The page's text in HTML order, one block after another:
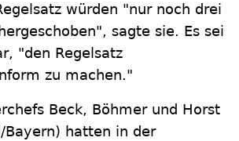
würden "nur noch drei
sagte sie. Es sei
"den Regelsatz
zu machen."
Beck, Böhmer und Horst
Bayern) hatten in der